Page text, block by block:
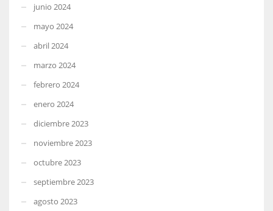
junio 2024
mayo 2024
abril 2024
marzo 2024
febrero 2024
enero 2024
diciembre 2023
noviembre 2023
octubre 2023
septiembre 2023
agosto 2023